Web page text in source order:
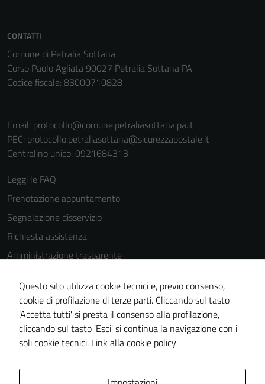
CONTATTI
Comune di Petralia Sottana
Corso Paolo Agliata 90027 Petralia Sottana PA
Codice fiscale: 83000710828
Email: protocollo@comune.petraliasottana.pa.it
PEC: protocollo.petraliasottana@sicurezzapostale.it
Centralino unico: 0921684313
Leggi le FAQ
Prenotazione appuntamento
Segnalazione disservizio
Richiesta assistenza
Amministrazione trasparente
Cookie Policy
Note legali
Dichiarazione di accessibilità
Piano di miglioramento del sito
Questo sito utilizza cookie tecnici e, previo consenso,
cookie di profilazione di terze parti. Cliccando sul tasto
'Accetta tutti' si presta il consenso alla profilazione,
cliccando sul tasto 'Esci' si continua la navigazione con i
soli cookie tecnici. Link alla cookie policy